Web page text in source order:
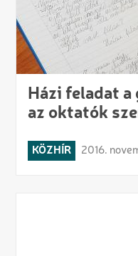
Házi feladat a
az oktatók
KÖZHÍR 2016.